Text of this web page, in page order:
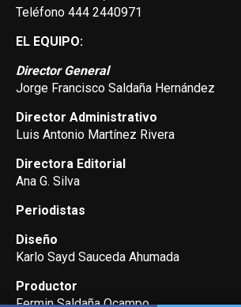
Teléfono 444 2440971
EL EQUIPO:
Director General
Jorge Francisco Saldaña Hernández
Director Administrativo
Luis Antonio Martínez Rivera
Directora Editorial
Ana G. Silva
Periodistas
Diseño
Karlo Sayd Sauceda Ahumada
Productor
Fermin Saldaña Ocampo